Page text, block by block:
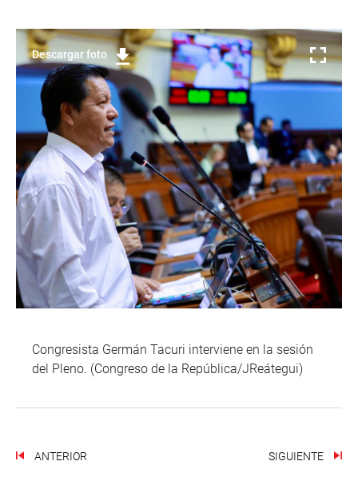
Descargar foto
Congresista Germán Tacuri interviene en la sesión
del Pleno. (Congreso de la República/JReátegui)
ANTERIOR SIGUIENTE